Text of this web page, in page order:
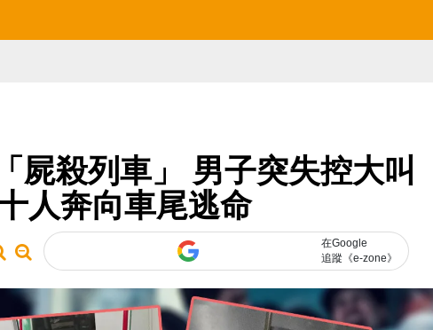
屍殺列車」 男子突失控大叫
人奔向車尾逃命
在Google
追蹤《e-zone》